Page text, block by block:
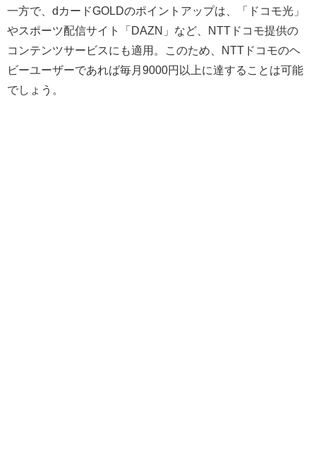
一方で、dカードGOLDのポイントアップは、「ドコモ光」
やスポーツ配信サイト「DAZN」など、NTTドコモ提供の
コンテンツサービスにも適用。このため、NTTドコモのヘ
ビーユーザーであれば毎月9000円以上に達することは可能
でしょう。